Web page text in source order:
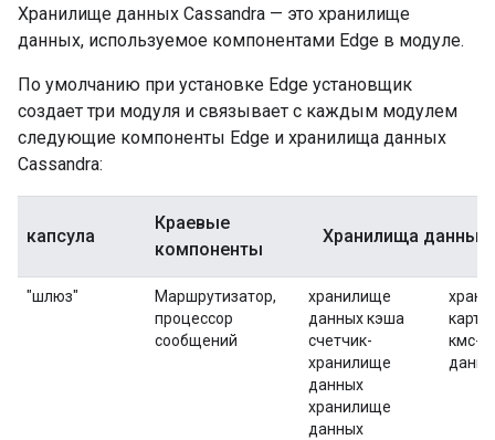
Хранилище данных Cassandra — это хранилище
данных, используемое компонентами Edge в модуле.
По умолчанию при установке Edge установщик
создает три модуля и связывает с каждым модулем
следующие компоненты Edge и хранилища данных
Cassandra:
капсула
Краевые
компоненты
Хранилища данных
"шлюз"
Маршрутизатор,
процессор
сообщений
хранилище
данных кэша
счетчик-
хранилище
данных
хранилище
данных
кмс-